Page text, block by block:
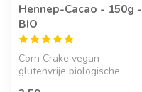
Hennep-Cacao - 150g -
BIO
Corn Crake vegan
glutenvrije biologische